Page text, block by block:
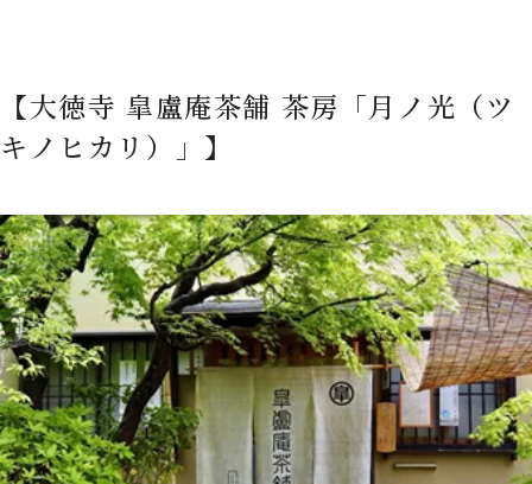
【大徳寺 皐盧庵茶舗 茶房「月ノ光（ツ
キノヒカリ）」】